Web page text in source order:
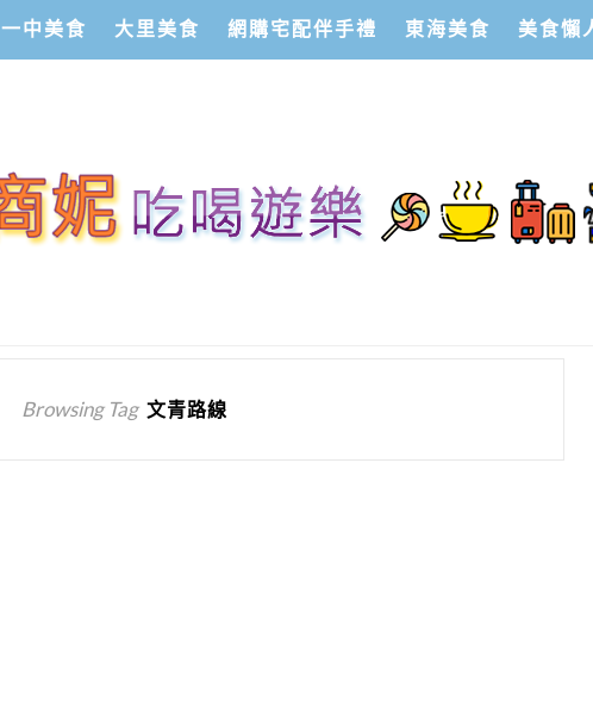
一中美食 大里美食 網購宅配伴手禮 東海美食 美食懶
Browsing Tag 文青路線